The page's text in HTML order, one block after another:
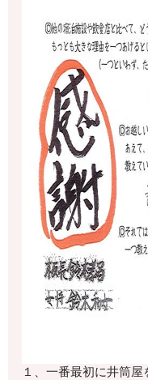
１、一番最初に井筒